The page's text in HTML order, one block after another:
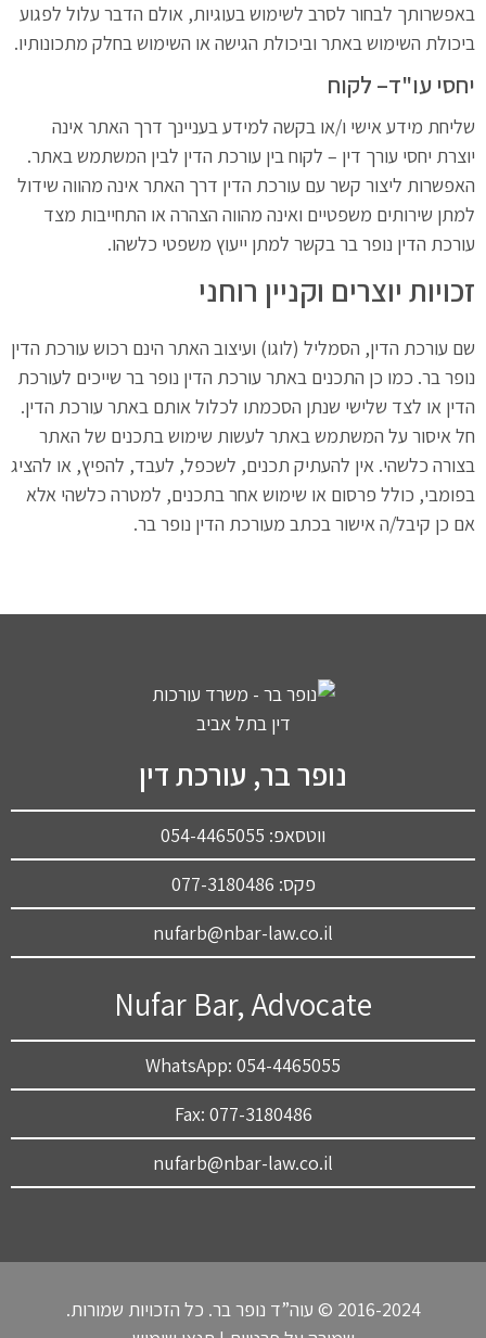
באפשרותך לבחור לסרב לשימוש בעוגיות, אולם הדבר עלול לפגוע
ביכולת השימוש באתר וביכולת הגישה או השימוש בחלק מתכונותיו.
יחסי עו"ד– לקוח
שליחת מידע אישי ו/או בקשה למידע בעניינך דרך האתר אינה
יוצרת יחסי עורך דין – לקוח בין עורכת הדין לבין המשתמש באתר.
האפשרות ליצור קשר עם עורכת הדין דרך האתר אינה מהווה שידול
למתן שירותים משפטיים ואינה מהווה הצהרה או התחייבות מצד
עורכת הדין נופר בר בקשר למתן ייעוץ משפטי כלשהו.
זכויות יוצרים וקניין רוחני
שם עורכת הדין, הסמליל (לוגו) ועיצוב האתר הינם רכוש עורכת הדין
נופר בר. כמו כן התכנים באתר עורכת הדין נופר בר שייכים לעורכת
הדין או לצד שלישי שנתן הסכמתו לכלול אותם באתר עורכת הדין.
חל איסור על המשתמש באתר לעשות שימוש בתכנים של האתר
בצורה כלשהי. אין להעתיק תכנים, לשכפל, לעבד, להפיץ, או להציג
בפומבי, כולל פרסום או שימוש אחר בתכנים, למטרה כלשהי אלא
אם כן קיבל/ה אישור בכתב מעורכת הדין נופר בר.
נופר בר, עורכת דין
ווטסאפ: 054-4465055
פקס: 077-3180486
nufarb@nbar-law.co.il
Nufar Bar, Advocate
WhatsApp: 054-4465055
Fax: 077-3180486
nufarb@nbar-law.co.il
2016-2024 © עוה”ד נופר בר. כל הזכויות שמורות.